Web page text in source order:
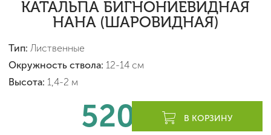
КАТАЛЬПА БИГНОНИЕВИДНАЯ
НАНА (ШАРОВИДНАЯ)
Тип: Лиственные
Окружность ствола: 12-14 см
Высота: 1,4-2 м
520 леевВ КОРЗИНУ